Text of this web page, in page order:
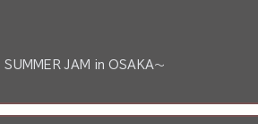
JAM in OSAKA～